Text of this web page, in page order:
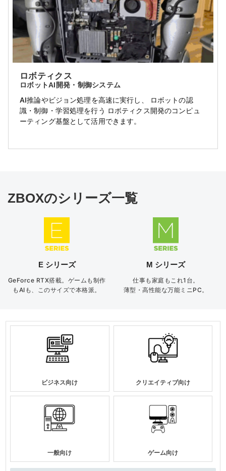
ロボティクス
ロボットAI開発・制御システム
AI推論やビジョン処理を高速に実行し、 ロボットの認
識・制御・学習処理を行う ロボティクス開発のコンピュ
ーティング基盤として活用できます。
ZBOXのシリーズ一覧
E シリーズ
GeForce RTX搭載。ゲームも制作
もAIも、このサイズで本格派。
M シリーズ
仕事も家庭もこれ1台。
薄型・高性能な万能ミニPC。
ビジネス向け クリエイティブ向け
一般向け ゲーム向け